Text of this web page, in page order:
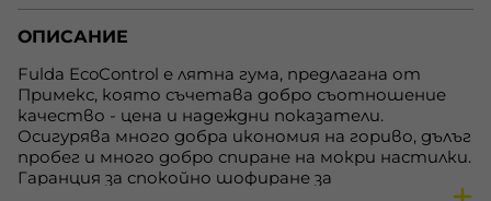
Предназначение Гуми за леки автомобили
Скоростен индекс
Товарен индекс 82
Горивна ефективност D
Външен шум 70 dB
Сцепление на мокро C
Нето, кг.
ОПИСАНИЕ
Fulda EcoControl е лятна гума, предлагана от
Примекс, която съчетава добро съотношение
качество - цена и надеждни показатели.
Осигурява много добра икономия на гориво, дълъг
пробег и много добро спиране на мокри настилки.
Гаранция за спокойно шофиране за